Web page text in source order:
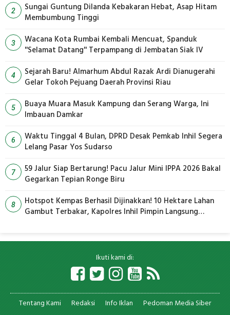
2
Sungai Guntung Dilanda Kebakaran Hebat, Asap Hitam
Membumbung Tinggi
3
Wacana Kota Rumbai Kembali Mencuat, Spanduk
''Selamat Datang'' Terpampang di Jembatan Siak IV
4
Sejarah Baru! Almarhum Abdul Razak Ardi Dianugerahi
Gelar Tokoh Pejuang Daerah Provinsi Riau
5
Buaya Muara Masuk Kampung dan Serang Warga, Ini
Imbauan Damkar
6
Waktu Tinggal 4 Bulan, DPRD Desak Pemkab Inhil Segera
Lelang Pasar Yos Sudarso
7
59 Jalur Siap Bertarung! Pacu Jalur Mini IPPA 2026 Bakal
Gegarkan Tepian Ronge Biru
8
Hotspot Kempas Berhasil Dijinakkan! 10 Hektare Lahan
Gambut Terbakar, Kapolres Inhil Pimpin Langsung
Ikuti kami di:
Tentang Kami Redaksi Info Iklan
Pedoman Media Siber